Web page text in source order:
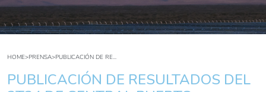
HOME>PRENSA>PUBLICACIÓN DE RE...
PUBLICACIÓN DE RESULTADOS DEL